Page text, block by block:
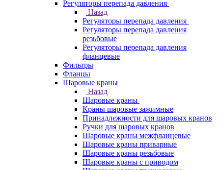
Регуляторы перепада давления
Назад
Регуляторы перепада давления
Регуляторы перепада давления
резьбовые
Регуляторы перепада давления
фланцевые
Фильтры
Фланцы
Шаровые краны
Назад
Шаровые краны
Краны шаровые зажимные
Принадлежности для шаровых кранов
Ручки для шаровых кранов
Шаровые краны межфланцевые
Шаровые краны приварные
Шаровые краны резьбовые
Шаровые краны с приводом